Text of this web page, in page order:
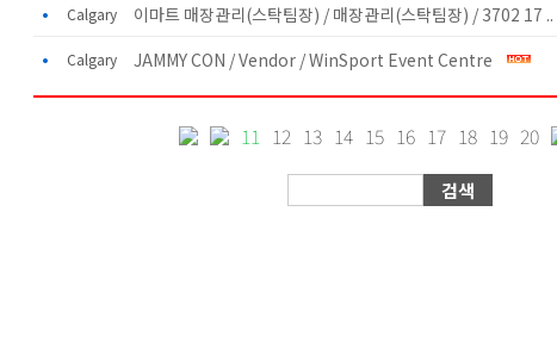
• Calgary 이마트 매장관리(스탁팀장) / 매장관리(스탁팀장) / 3702 17 ..
• Calgary JAMMY CON / Vendor / WinSport Event Centre
11 12 13 14 15 16 17 18 19 20